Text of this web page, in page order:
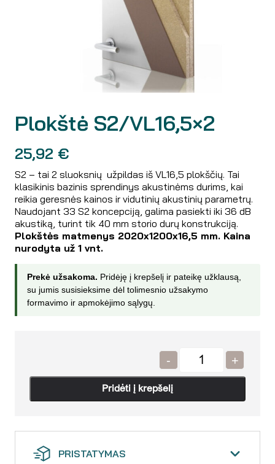
Plokštė S2/VL16,5×2
25,92 €
S2 – tai 2 sluoksnių užpildas iš VL16,5 plokščių. Tai
klasikinis bazinis sprendinys akustinėms durims, kai
reikia geresnės kainos ir vidutinių akustinių parametrų.
Naudojant 33 S2 koncepciją, galima pasiekti iki 36 dB
akustiką, turint tik 40 mm storio durų konstrukciją.
Plokštės matmenys 2020x1200x16,5 mm. Kaina
nurodyta už 1 vnt.
Prekė užsakoma. Pridėję į krepšelį ir pateikę užklausą,
su jumis susisieksime dėl tolimesnio užsakymo
formavimo ir apmokėjimo sąlygų.
Quantity
- +
PRISTATYMAS